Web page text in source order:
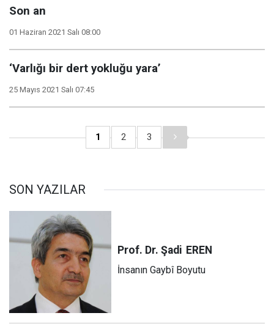
Son an
01 Haziran 2021 Salı 08:00
‘Varlığı bir dert yokluğu yara’
25 Mayıs 2021 Salı 07:45
1 2 3
SON YAZILAR
Prof. Dr. Şadi EREN
İnsanın Gaybî Boyutu